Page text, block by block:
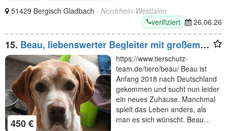
51429 Bergisch Gladbach - Nordrhein-Westfalen
verifiziert
26.06.26
15. Beau, liebenswerter Begleiter mit großem
Herzen sucht ein neues Zuhause, 9J, 63cm
450 €
https://www.tierschutz-
team.de/tiere/beau/ Beau ist
Anfang 2018 nach Deutschland
gekommen und sucht nun leider
ein neues Zuhause. Manchmal
spielt das Leben anders, als
man es sich wünscht. Beau…